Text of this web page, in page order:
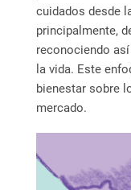
cuidados desde
principalmente,
reconociendo
la vida. Este
bienestar sobre
mercado.